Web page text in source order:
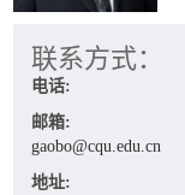
联系方式：
电话:
邮箱:
gaobo@cqu.edu.cn
地址: